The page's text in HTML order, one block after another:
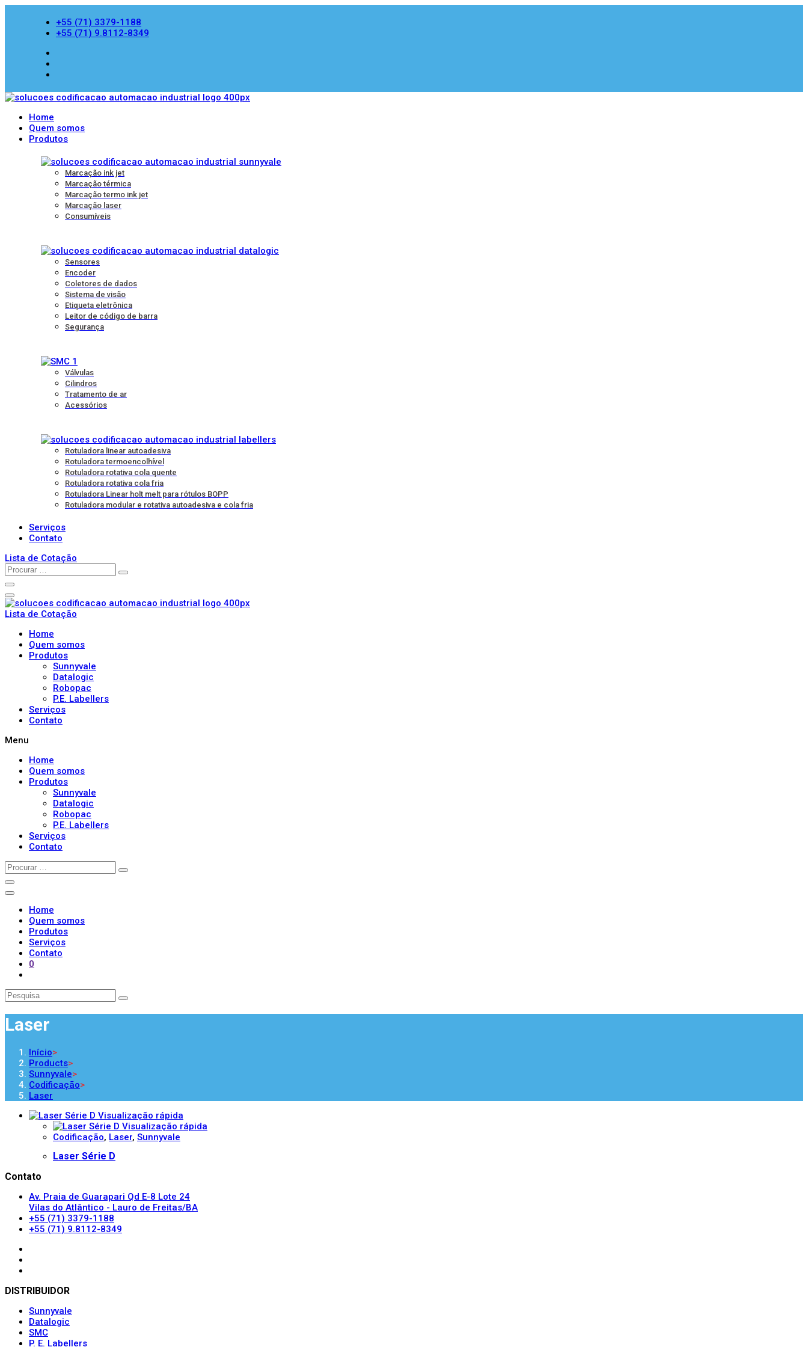
+55 (71) 3379-1188
+55 (71) 9.8112-8349
Home
Quem somos
Produtos
Marcação ink jet
Marcação térmica
Marcação termo ink jet
Marcação laser
Consumíveis
Sensores
Encoder
Coletores de dados
Sistema de visão
Etiqueta eletrônica
Leitor de código de barra
Segurança
Válvulas
Cilindros
Tratamento de ar
Acessórios
Rotuladora linear autoadesiva
Rotuladora termoencolhível
Rotuladora rotativa cola quente
Rotuladora rotativa cola fria
Rotuladora Linear holt melt para rótulos BOPP
Rotuladora modular e rotativa autoadesiva e cola fria
Serviços
Contato
Lista de Cotação
Lista de Cotação
Home
Quem somos
Produtos
Sunnyvale
Datalogic
Robopac
P.E. Labellers
Serviços
Contato
Menu
Home
Quem somos
Produtos
Sunnyvale
Datalogic
Robopac
P.E. Labellers
Serviços
Contato
Home
Quem somos
Produtos
Serviços
Contato
0
Laser
Início>
Products>
Sunnyvale>
Codificação>
Laser
Visualização rápida
Visualização rápida
Codificação, Laser, Sunnyvale
Laser Série D
Contato
Av. Praia de Guarapari Qd E-8 Lote 24
Vilas do Atlântico - Lauro de Freitas/BA
+55 (71) 3379-1188
+55 (71) 9.8112-8349
DISTRIBUIDOR
Sunnyvale
Datalogic
SMC
P. E. Labellers